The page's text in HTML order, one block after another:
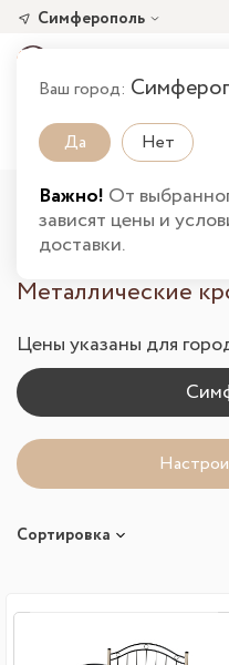
Симферополь
Ваш город:
Да Нет
Важно! От
зависят цены и
доставки.
Главная Каталог товаров
Кровати в Симферополе
Металлические
Цены указаны для
Сортировка